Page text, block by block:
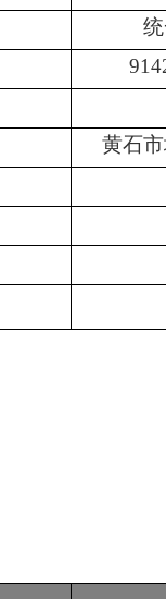
黄石